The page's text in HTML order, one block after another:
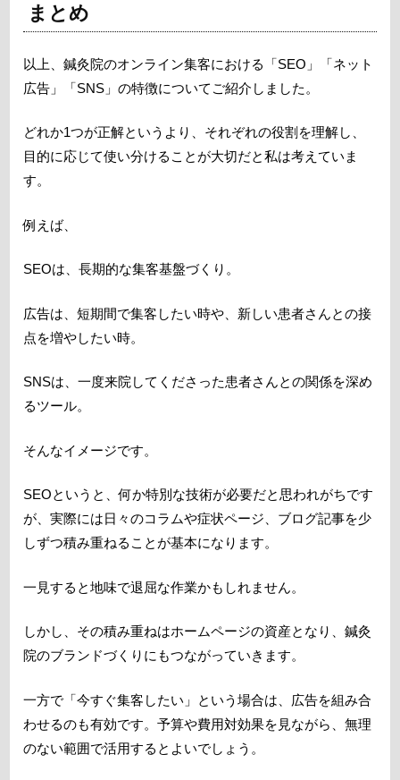
まとめ
以上、鍼灸院のオンライン集客における「SEO」「ネット
広告」「SNS」の特徴についてご紹介しました。
どれか1つが正解というより、それぞれの役割を理解し、
目的に応じて使い分けることが大切だと私は考えていま
す。
例えば、
SEOは、長期的な集客基盤づくり。
広告は、短期間で集客したい時や、新しい患者さんとの接
点を増やしたい時。
SNSは、一度来院してくださった患者さんとの関係を深め
るツール。
そんなイメージです。
SEOというと、何か特別な技術が必要だと思われがちです
が、実際には日々のコラムや症状ページ、ブログ記事を少
しずつ積み重ねることが基本になります。
一見すると地味で退屈な作業かもしれません。
しかし、その積み重ねはホームページの資産となり、鍼灸
院のブランドづくりにもつながっていきます。
一方で「今すぐ集客したい」という場合は、広告を組み合
わせるのも有効です。予算や費用対効果を見ながら、無理
のない範囲で活用するとよいでしょう。